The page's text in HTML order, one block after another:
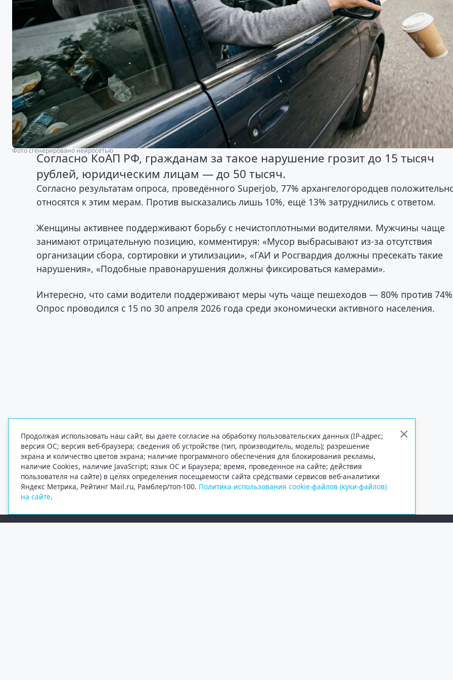
Фото сгенерировано нейросетью
Согласно КоАП РФ, гражданам за такое нарушение грозит до 15 тысяч
рублей, юридическим лицам — до 50 тысяч.
Согласно результатам опроса, проведённого Superjob, 77% архангелогородцев
относятся к этим мерам. Против высказались лишь 10%, ещё 13% затруднились с ответом.
Женщины активнее поддерживают борьбу с нечистоплотными водителями. Мужчины чаще
занимают отрицательную позицию, комментируя: «Мусор выбрасывают из-за отсутствия
организации сбора, сортировки и утилизации», «ГАИ и Росгвардия должны пресекать такие
нарушения», «Подобные правонарушения должны фиксироваться камерами».
Интересно, что сами водители поддерживают меры чуть чаще пешеходов — 80% против
Опрос проводился с 15 по 30 апреля 2026 года среди экономически активного населения.
Продолжая использовать наш сайт, вы даете согласие на обработку пользовательских данных (IP-адрес;
версия ОС; версия веб-браузера; сведения об устройстве (тип, производитель, модель); разрешение
экрана и количество цветов экрана; наличие программного обеспечения для блокирования рекламы,
наличие Cookies, наличие JavaScript; язык ОС и Браузера; время, проведенное на сайте; действия
пользователя на сайте) в целях определения посещаемости сайта средствами сервисов веб-аналитики
Яндекс Метрика, Рейтинг Mail.ru, Рамблер/топ-100. Политика использования cookie-файлов (куки-файлов)
на сайте.